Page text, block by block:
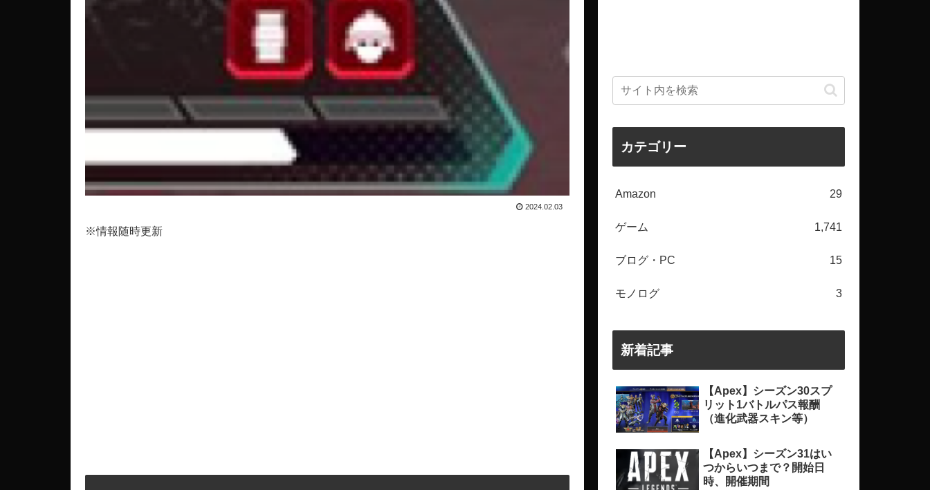
2024.02.03
※情報随時更新
カテゴリー
Amazon 29
ゲーム 1,741
ブログ・PC 15
モノログ 3
新着記事
【Apex】シーズン30スプ
リット1バトルパス報酬
（進化武器スキン等）
【Apex】シーズン31はい
つからいつまで？開始日
時、開催期間